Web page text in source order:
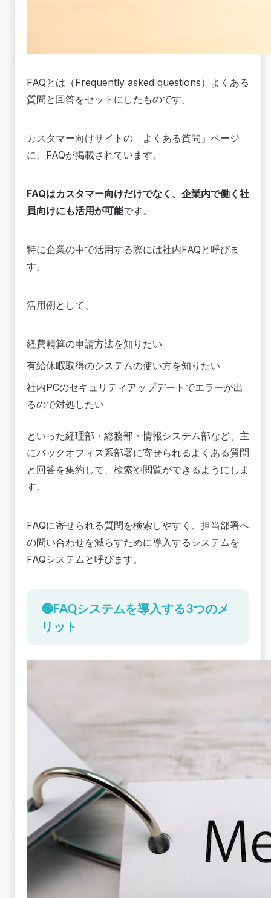
FAQとは（Frequently asked questions）よくある
質問と回答をセットにしたものです。
カスタマー向けサイトの「よくある質問」ページ
に、FAQが掲載されています。
FAQはカスタマー向けだけでなく、企業内で働く社
員向けにも活用が可能です。
特に企業の中で活用する際には社内FAQと呼びま
す。
活用例として、
経費精算の申請方法を知りたい
有給休暇取得のシステムの使い方を知りたい
社内PCのセキュリティアップデートでエラーが出
るので対処したい
といった経理部・総務部・情報システム部など、主
にバックオフィス系部署に寄せられるよくある質問
と回答を集約して、検索や閲覧ができるようにしま
す。
FAQに寄せられる質問を検索しやすく、担当部署へ
の問い合わせを減らすために導入するシステムを
FAQシステムと呼びます。
🟢FAQシステムを導入する3つのメ
リット